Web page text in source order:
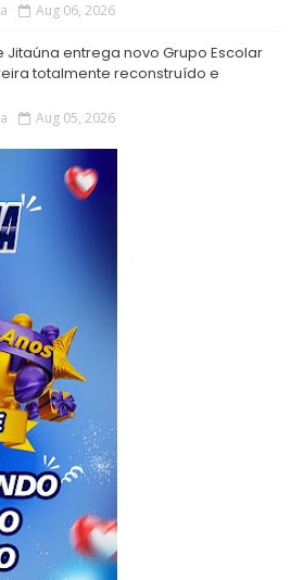
Aug 06, 2026
Jitaúna entrega novo Grupo Escolar
totalmente reconstruído e
Aug 05, 2026